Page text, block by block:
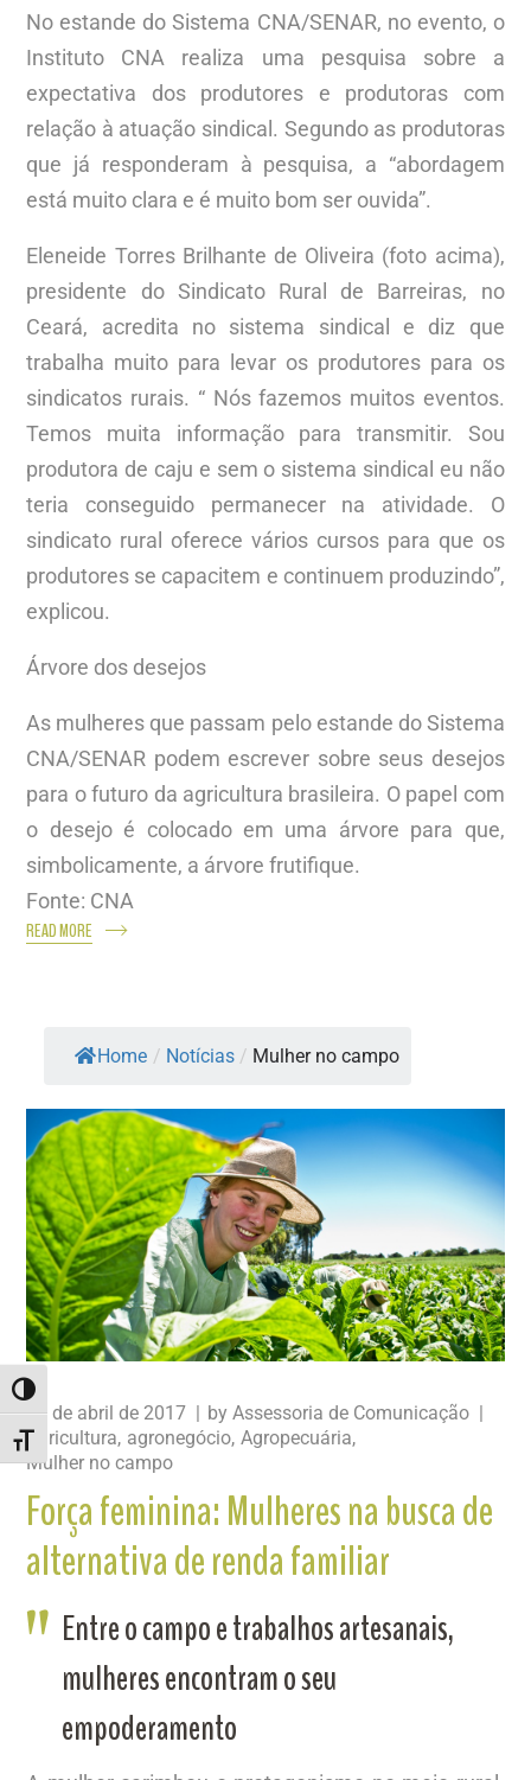
ALTERNAR ALTO CONTRASTE
ALTERNAR TAMANHO DA FONTE
No estande do Sistema CNA/SENAR, no evento, o
Instituto CNA realiza uma pesquisa sobre a
expectativa dos produtores e produtoras com
relação à atuação sindical. Segundo as produtoras
que já responderam à pesquisa, a “abordagem
está muito clara e é muito bom ser ouvida”.
Eleneide Torres Brilhante de Oliveira (foto acima),
presidente do Sindicato Rural de Barreiras, no
Ceará, acredita no sistema sindical e diz que
trabalha muito para levar os produtores para os
sindicatos rurais. “ Nós fazemos muitos eventos.
Temos muita informação para transmitir. Sou
produtora de caju e sem o sistema sindical eu não
teria conseguido permanecer na atividade. O
sindicato rural oferece vários cursos para que os
produtores se capacitem e continuem produzindo”,
explicou.
Árvore dos desejos
As mulheres que passam pelo estande do Sistema
CNA/SENAR podem escrever sobre seus desejos
para o futuro da agricultura brasileira. O papel com
o desejo é colocado em uma árvore para que,
simbolicamente, a árvore frutifique.
Fonte: CNA
READ MORE
Home / Notícias / Mulher no campo
10 de abril de 2017 byAssessoria de Comunicação
Agricultura agronegócio Agropecuária
Mulher no campo
Força feminina: Mulheres na busca de
alternativa de renda familiar
Entre o campo e trabalhos artesanais,
mulheres encontram o seu
empoderamento